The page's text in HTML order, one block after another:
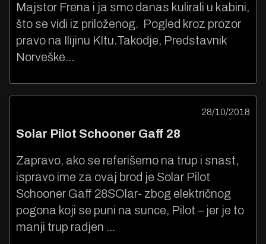
Majstor Frena i ja smo danas kulirali u kabini,
što se vidi iz priloženog. Pogled kroz prozor
pravo na Ilijinu KItu.Takodje, Predstavnik
Norveške...
28/10/2018
Solar Pilot Schooner Gaff 28
Zapravo, ako se referišemo na trup i snast,
ispravo ime za ovaj brod je Solar Pilot
Schooner Gaff 28SOlar- zbog električnog
pogona koji se puni na sunce, Pilot – jer je to
manji trup radjen ...